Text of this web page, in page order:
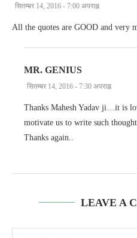
सितम्बर 14, 2016 - 7:00 अपराह्न
All the quotes are GOOD and very
MR. GENIUS
सितम्बर 14, 2016 - 7:30 अपराह्न
Thanks Mahesh Yadav ji…it is
motivate us to write such
Thanks again..
LEAVE A